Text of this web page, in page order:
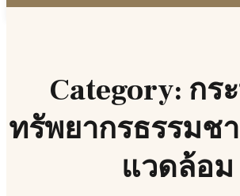
Category: กร
ทรัพยากรธรรมช
แวดล้อม